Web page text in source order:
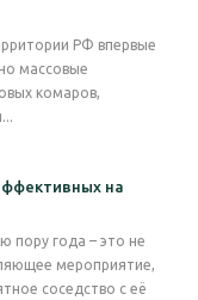
РФ впервые
массовые
комаров,
на
пору года – это не
мероприятие,
соседство с её